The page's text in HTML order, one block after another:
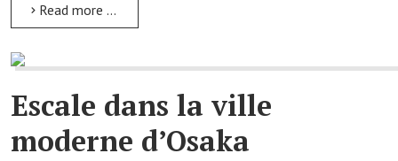
Read more …
Escale dans la ville
moderne d’Osaka